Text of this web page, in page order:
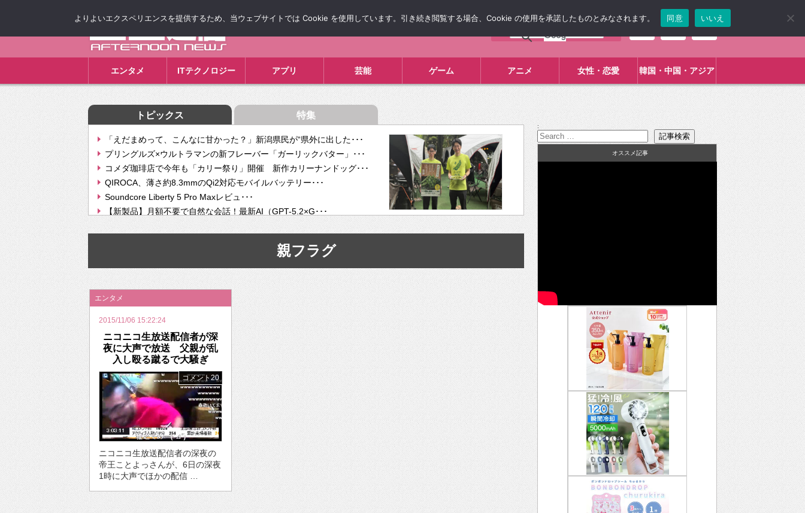
エンタメ ITテクノロジー アプリ 芸能 ゲーム アニメ 女性・恋愛 韓国・中国・アジア
トピックス 特集
「えだまめって、こんなに甘かった？」新潟県民が“県外に出した･･･
プリングルズ×ウルトラマンの新フレーバー「ガーリックバター」･･･
コメダ珈琲店で今年も「カリー祭り」開催 新作カリーナンドッグ･･･
QIROCA、薄さ約8.3mmのQi2対応モバイルバッテリー･･･
Soundcore Liberty 5 Pro Maxレビュ･･･
【新製品】月額不要で自然な会話！最新AI（GPT-5.2×G･･･
【次世代の没入感と生産性】VITURE Luma Ultra･･･
挫折率8割の壁をAIで突破。ジャストシステム、”自分が今話し･･･
2026年のバレンタインは「自分で作って、想いを渡す」 TE･･･
親フラグ
エンタメ
2015/11/06 15:22:24
ニコニコ生放送配信者が深
夜に大声で放送 父親が乱
入し殴る蹴るで大騒ぎ
コメント20
ニコニコ生放送配信者の深夜の
帝王ことよっさんが、6日の深夜
1時に大声でほかの配信 …
:
オススメ記事
よりよいエクスペリエンスを提供するため、当ウェブサイトでは Cookie を使用しています。引き続き閲覧する場合、Cookie の使用を承諾したものとみなされます。 同意 いいえ